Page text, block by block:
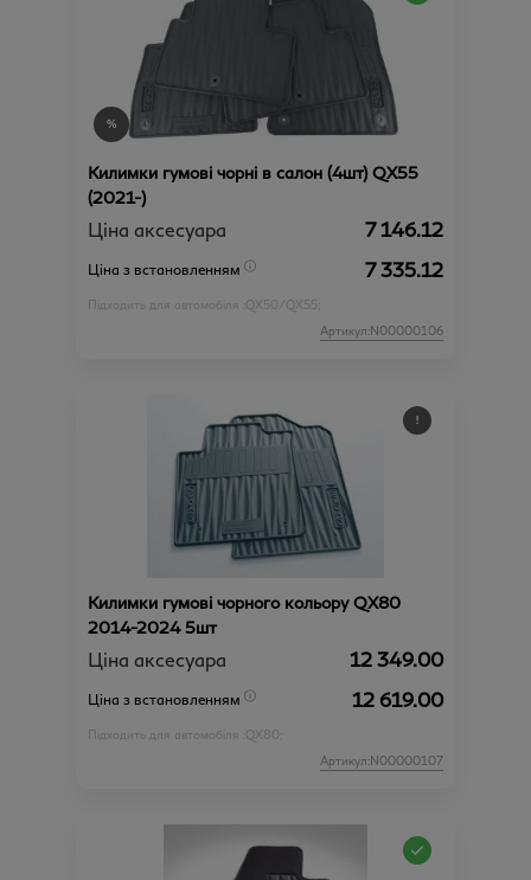
Килимки гумові чорні в салон (4шт) QX55
(2021-)
Ціна аксесуара 7 146.12
Ціна з встановленням 7 335.12
Підходить для автомобіля : QX50/QX55;
Артикул:N00000106
Килимки гумові чорного кольору QX80
2014-2024 5шт
Ціна аксесуара 12 349.00
Ціна з встановленням 12 619.00
Підходить для автомобіля : QX80;
Артикул:N00000107